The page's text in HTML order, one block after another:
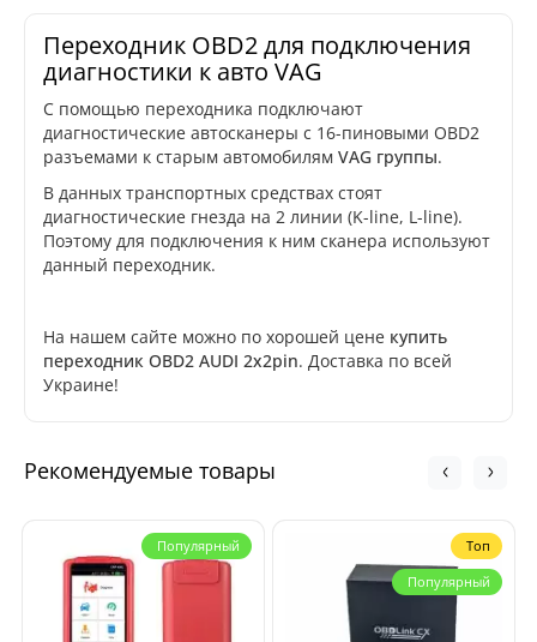
Переходник OBD2 для подключения
диагностики к авто VAG
С помощью переходника подключают
диагностические автосканеры с 16-пиновыми OBD2
разъемами к старым автомобилям VAG группы.
В данных транспортных средствах стоят
диагностические гнезда на 2 линии (K-line, L-line).
Поэтому для подключения к ним сканера используют
данный переходник.
На нашем сайте можно по хорошей цене купить
переходник OBD2 AUDI 2x2pin. Доставка по всей
Украине!
Рекомендуемые товары
Популярный
Топ
Популярный